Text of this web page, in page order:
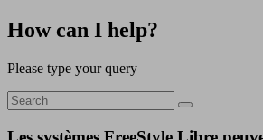
How can I help?
Please type your query